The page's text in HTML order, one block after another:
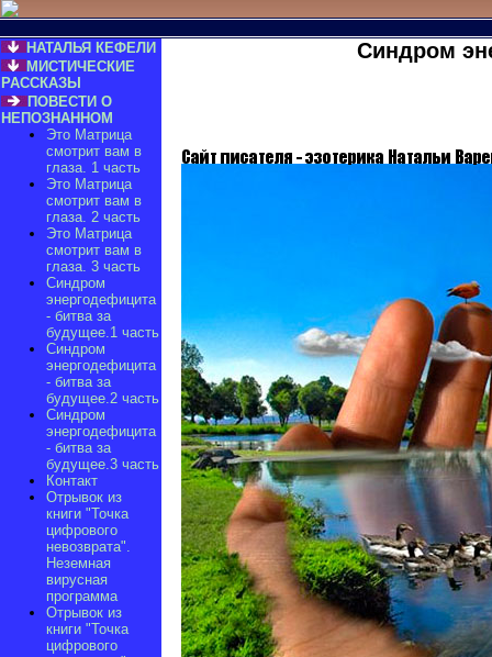
НАТАЛЬЯ КЕФЕЛИ
МИСТИЧЕСКИЕ
РАССКАЗЫ
ПОВЕСТИ О
НЕПОЗНАННОМ
Это Матрица
смотрит вам в
глаза. 1 часть
Это Матрица
смотрит вам в
глаза. 2 часть
Это Матрица
смотрит вам в
глаза. 3 часть
Синдром
энергодефицита
- битва за
будущее.1 часть
Синдром
энергодефицита
- битва за
будущее.2 часть
Синдром
энергодефицита
- битва за
будущее.3 часть
Контакт
Отрывок из
книги "Точка
цифрового
невозврата".
Неземная
вирусная
программа
Отрывок из
книги "Точка
цифрового
Синдром